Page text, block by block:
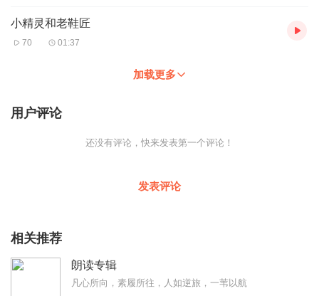
小精灵和老鞋匠
70 01:37
加载更多
用户评论
还没有评论，快来发表第一个评论！
发表评论
相关推荐
朗读专辑
凡心所向，素履所往，人如逆旅，一苇以航